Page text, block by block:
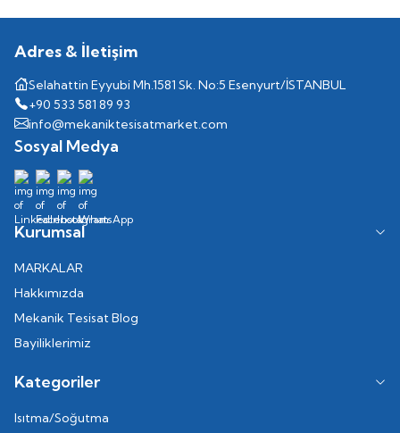
Adres & İletişim
Selahattin Eyyubi Mh.1581 Sk. No:5 Esenyurt/İSTANBUL
+90 533 581 89 93
info@mekaniktesisatmarket.com
Sosyal Medya
Kurumsal
MARKALAR
Hakkımızda
Mekanik Tesisat Blog
Bayiliklerimiz
Kategoriler
Isıtma/Soğutma